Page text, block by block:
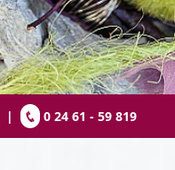
| 0 24 61 - 59 819